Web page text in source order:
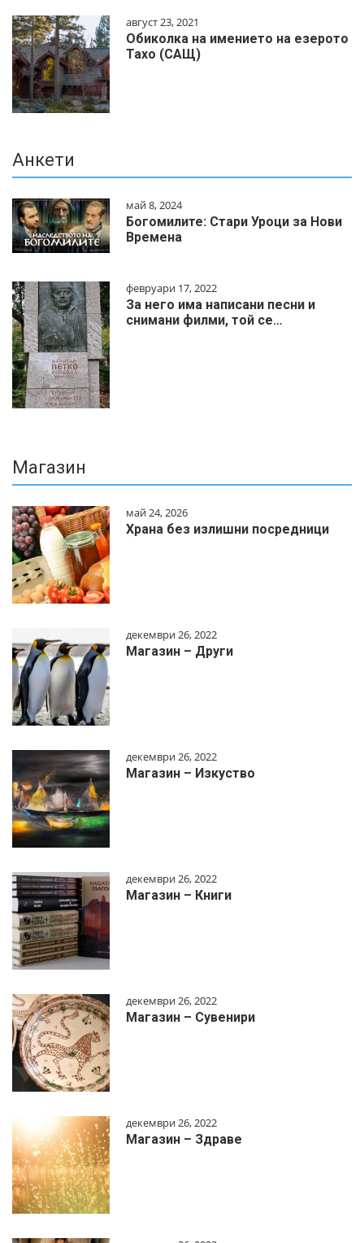
август 23, 2021
Обиколка на имението на езерото
Тахо (САЩ)
Анкети
май 8, 2024
Богомилите: Стари Уроци за Нови
Времена
февруари 17, 2022
За него има написани песни и
снимани филми, той се…
Магазин
май 24, 2026
Храна без излишни посредници
декември 26, 2022
Магазин – Други
декември 26, 2022
Магазин – Изкуство
декември 26, 2022
Магазин – Книги
декември 26, 2022
Магазин – Сувенири
декември 26, 2022
Магазин – Здраве